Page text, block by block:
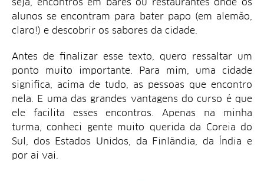
seja, encontros em bares ou restaurantes onde os
alunos se encontram para bater papo (em alemão,
claro!) e descobrir os sabores da cidade.
Antes de finalizar esse texto, quero ressaltar um
ponto muito importante. Para mim, uma cidade
significa, acima de tudo, as pessoas que encontro
nela. E uma das grandes vantagens do curso é que
ele facilita esses encontros. Apenas na minha
turma, conheci gente muito querida da Coreia do
Sul, dos Estados Unidos, da Finlândia, da Índia e
por aí vai.